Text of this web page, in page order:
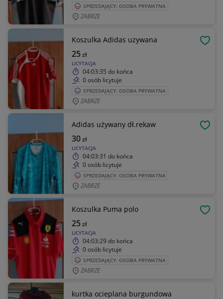
SPRZEDAJĄCY: OSOBA PRYWATNA
ZABRZE
Koszulka Adidas uzywana
LICYTACJA
25zł
04:03:35 do końca
0 osób licytuje
SPRZEDAJĄCY: OSOBA PRYWATNA
ZABRZE
Adidas używany dł.rekaw
LICYTACJA
30zł
04:03:31 do końca
0 osób licytuje
SPRZEDAJĄCY: OSOBA PRYWATNA
ZABRZE
Koszulka Puma polo
LICYTACJA
25zł
04:03:29 do końca
0 osób licytuje
SPRZEDAJĄCY: OSOBA PRYWATNA
ZABRZE
kurtka ocieplana burgundowa